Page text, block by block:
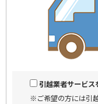
引越業者サービス
※ご希望の方には引